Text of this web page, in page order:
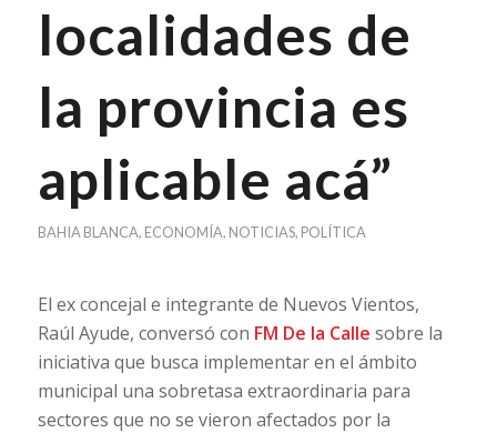
localidades de
la provincia es
aplicable acá”
BAHIA BLANCA, ECONOMÍA, NOTICIAS, POLÍTICA
El ex concejal e integrante de Nuevos Vientos,
Raúl Ayude, conversó con FM De la Calle sobre la
iniciativa que busca implementar en el ámbito
municipal una sobretasa extraordinaria para
sectores que no se vieron afectados por la